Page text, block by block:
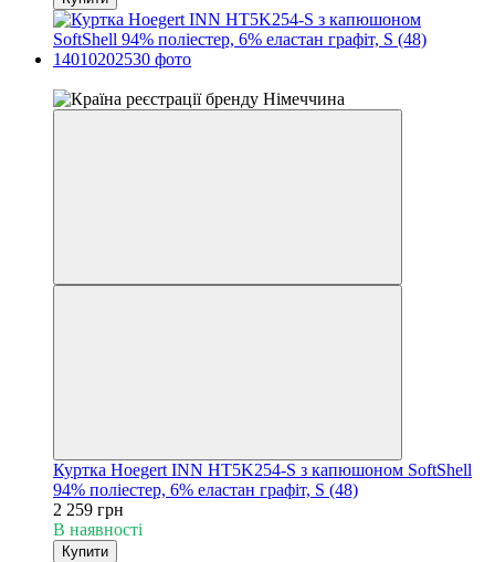
Куртка Hoegert INN HT5K254-S з капюшоном SoftShell
94% поліестер, 6% еластан графіт, S (48)
2 259 грн
В наявності
Купити